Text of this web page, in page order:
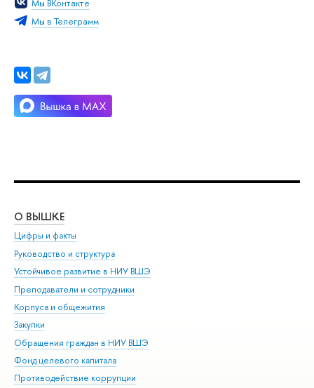
Мы ВКонтакте
Мы в Телеграмм
О ВЫШКЕ
Цифры и факты
Руководство и структура
Устойчивое развитие в НИУ ВШЭ
Преподаватели и сотрудники
Корпуса и общежития
Закупки
Обращения граждан в НИУ ВШЭ
Фонд целевого капитала
Противодействие коррупции